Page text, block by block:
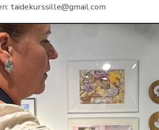
taidekurssille@gmail.com